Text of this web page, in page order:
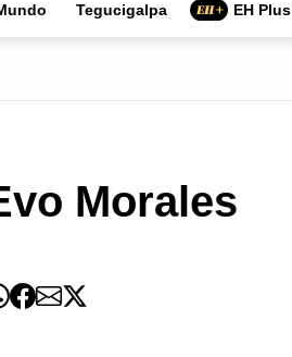
Tegucigalpa EH Plus
Morales